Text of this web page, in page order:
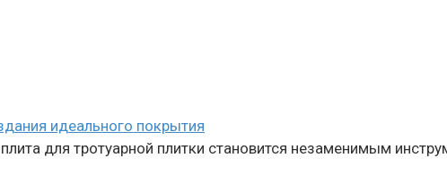
идеального покрытия
для тротуарной плитки становится незаменимым